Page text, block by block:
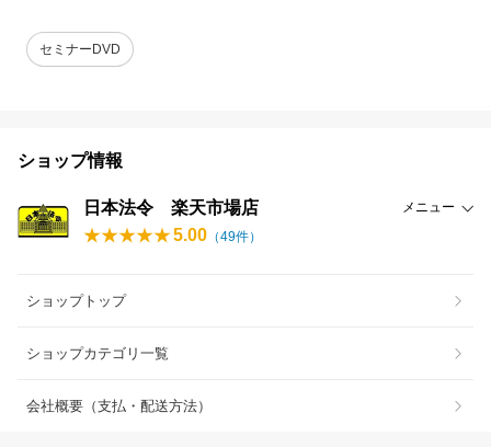
セミナーDVD
ショップ情報
日本法令 楽天市場店 メニュー
5.00 （49件）
ショップトップ
ショップカテゴリ一覧
会社概要（支払・配送方法）